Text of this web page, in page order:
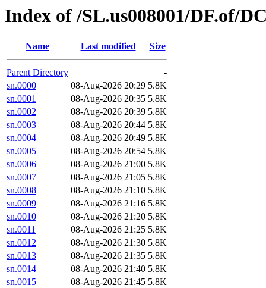
Index of /SL.us008001/DF.of/
Name Last modified Size
Parent Directory
-
sn.0000
08-Aug-2026 20:29 5.8K
sn.0001
08-Aug-2026 20:35 5.8K
sn.0002
08-Aug-2026 20:39 5.8K
sn.0003
08-Aug-2026 20:44 5.8K
sn.0004
08-Aug-2026 20:49 5.8K
sn.0005
08-Aug-2026 20:54 5.8K
sn.0006
08-Aug-2026 21:00 5.8K
sn.0007
08-Aug-2026 21:05 5.8K
sn.0008
08-Aug-2026 21:10 5.8K
sn.0009
08-Aug-2026 21:16 5.8K
sn.0010
08-Aug-2026 21:20 5.8K
sn.0011
08-Aug-2026 21:25 5.8K
sn.0012
08-Aug-2026 21:30 5.8K
sn.0013
08-Aug-2026 21:35 5.8K
sn.0014
08-Aug-2026 21:40 5.8K
sn.0015
08-Aug-2026 21:45 5.8K